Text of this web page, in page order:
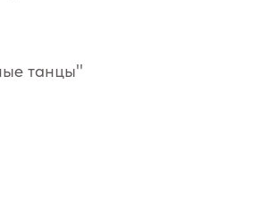
танцы"